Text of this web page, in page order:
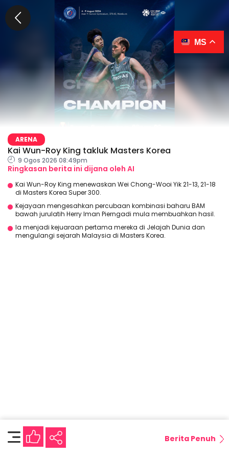
ARENA
Kai Wun-Roy King takluk Masters Korea
9 Ogos 2026 08:49pm
Ringkasan berita ini dijana oleh AI
Kai Wun-Roy King menewaskan Wei Chong-Wooi Yik 21-13, 21-18
di Masters Korea Super 300.
Kejayaan mengesahkan percubaan kombinasi baharu BAM
bawah jurulatih Herry Iman Pierngadi mula membuahkan hasil.
Ia menjadi kejuaraan pertama mereka di Jelajah Dunia dan
mengulangi sejarah Malaysia di Masters Korea.
Berita Penuh
MS